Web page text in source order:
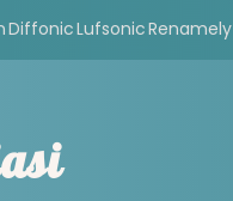
DiffonicLufsonicRenamely